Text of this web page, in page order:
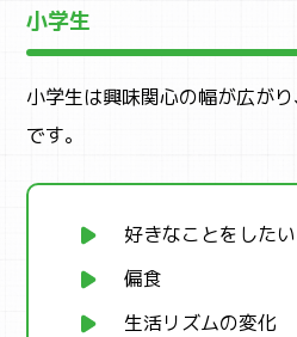
小学生
小学生は興味関心の幅が広が
です。
好きなことをしたい
偏食
生活リズムの変化